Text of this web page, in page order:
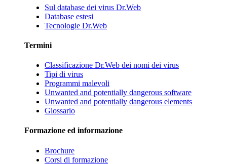
Sul database dei virus Dr.Web
Database estesi
Tecnologie Dr.Web
Termini
Classificazione Dr.Web dei nomi dei virus
Tipi di virus
Programmi malevoli
Unwanted and potentially dangerous software
Unwanted and potentially dangerous elements
Glossario
Formazione ed informazione
Brochure
Corsi di formazione